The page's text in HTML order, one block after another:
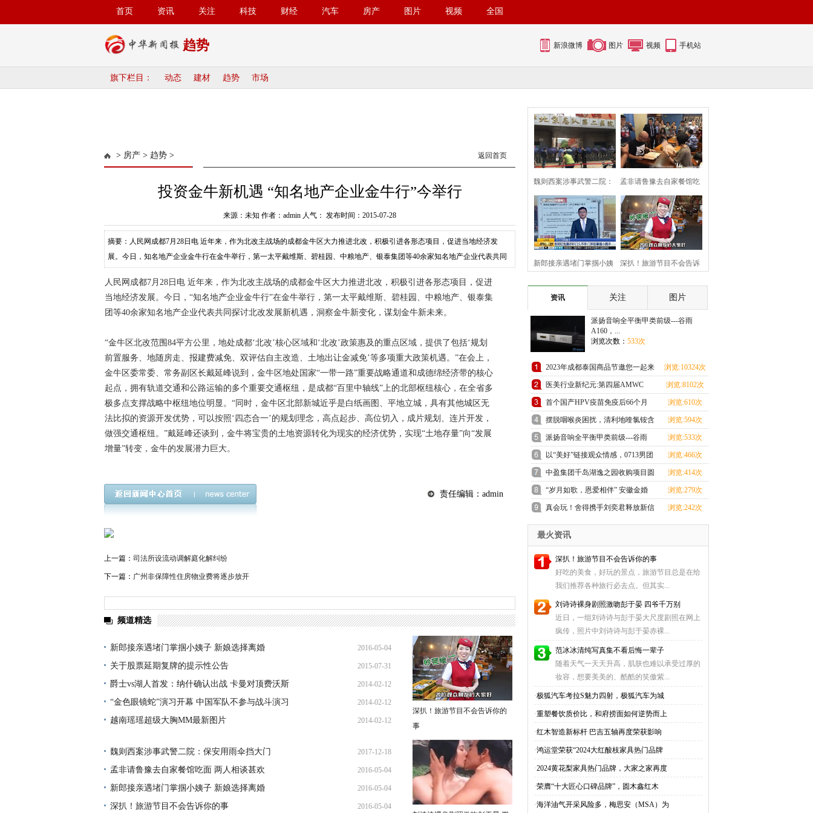
首页 资讯 关注 科技 财经 汽车 房产 图片 视频 全国
趋势 新浪微博 图片 视频 手机站
旗下栏目： 动态 建材 趋势 市场
> 房产 > 趋势 > 返回首页
投资金牛新机遇 “知名地产企业金牛行”今举行
来源：未知 作者：admin 人气： 发布时间：2015-07-28
摘要：人民网成都7月28日电 近年来，作为北改主战场的成都金牛区大力推进北改，积极引进各形态项目，促进当地经济发
展。今日，知名地产企业金牛行在金牛举行，第一太平戴维斯、碧桂园、中粮地产、银泰集团等40余家知名地产企业代表共同
人民网成都7月28日电 近年来，作为北改主战场的成都金牛区大力推进北改，积极引进各形态项目，促进
当地经济发展。今日，“知名地产企业金牛行”在金牛举行，第一太平戴维斯、碧桂园、中粮地产、银泰集
团等40余家知名地产企业代表共同探讨北改发展新机遇，洞察金牛新变化，谋划金牛新未来。
“金牛区北改范围84平方公里，地处成都‘北改’核心区域和‘北改’政策惠及的重点区域，提供了包括‘规划
前置服务、地随房走、报建费减免、双评估自主改造、土地出让金减免’等多项重大政策机遇。”在会上，
金牛区委常委、常务副区长戴延峰说到，金牛区地处国家“一带一路”重要战略通道和成德绵经济带的核心
起点，拥有轨道交通和公路运输的多个重要交通枢纽，是成都“百里中轴线”上的北部枢纽核心，在全省多
极多点支撑战略中枢纽地位明显。“同时，金牛区北部新城近乎是白纸画图、平地立城，具有其他城区无
法比拟的资源开发优势，可以按照‘四态合一’的规划理念，高点起步、高位切入，成片规划、连片开发，
做强交通枢纽。”戴延峰还谈到，金牛将宝贵的土地资源转化为现实的经济优势，实现“土地存量”向“发展
增量”转变，金牛的发展潜力巨大。
责任编辑：admin
上一篇： 司法所设流动调解庭化解纠纷
下一篇： 广州非保障性住房物业费将逐步放开
频道精选
新郎接亲遇堵门掌掴小姨子 新娘选择离婚 2016-05-04
20:37:06
关于股票延期复牌的提示性公告 2015-07-31
09:28:26
爵士vs湖人首发：纳什确认出战 卡曼对顶费沃斯 2014-02-12
13:13:15
“金色眼镜蛇”演习开幕 中国军队不参与战斗演习 2014-02-12
11:23:33
越南瑶瑶超级大胸MM最新图片 2014-02-12
魏则西案涉事武警二院：保安用雨伞挡大门 2017-12-18
16:45:12
孟非请鲁豫去自家餐馆吃面 两人相谈甚欢 2016-05-04
20:43:30
新郎接亲遇堵门掌掴小姨子 新娘选择离婚 2016-05-04
20:37:06
深扒！旅游节目不会告诉你的事 2016-05-04
深扒！旅游节目不会告诉你的
事
魏则西案涉事武警二院：
保安用雨伞挡
孟非请鲁豫去自家餐馆吃
面 两人相谈甚
新郎接亲遇堵门掌掴小姨 深扒！旅游节目不会告诉
资讯
关注 图片
派扬音响全平衡甲类前级---谷雨
A160，...
浏览次数： 533次
2023年成都泰国商品节邀您一起来
围观
浏览:10324次
医美行业新纪元:第四届AMWC
China大会引领创新浪
浏览:8102次
首个国产HPV疫苗免疫后66个月
保护率100%
浏览:610次
摆脱咽喉炎困扰，清利地喹氯铵含
片助力健康生活
浏览:594次
派扬音响全平衡甲类前级---谷雨
A160，搭载ESS903
浏览:533次
以“美好”链接观众情感，0713男团
助攻沱牌开年
浏览:466次
中盈集团千岛湖逸之园收购项目圆
满成功
浏览:414次
“岁月如歌，恩爱相伴” 安徽金婚
银婚集体婚礼庆
浏览:279次
真会玩！舍得携手刘奕君释放新信
号，品牌精神引
浏览:242次
最火资讯
深扒！旅游节目不会告诉你的事
好吃的美食，好玩的景点，旅游节目总是在给
我们推荐各种旅行必去点。但其实...
刘诗诗裸身剧照激吻彭于晏 四爷千万别
近日，一组刘诗诗与彭于晏大尺度剧照在网上
疯传，照片中刘诗诗与彭于晏赤裸...
范冰冰清纯写真集不看后悔一辈子
随着天气一天天升高，肌肤也难以承受过厚的
妆容，想要美美的、酷酷的笑傲紫...
·极狐汽车考拉S魅力四射，极狐汽车为城
·重塑餐饮质价比，和府捞面如何逆势而上
·红木智造新标杆 巴吉五轴再度荣获影响
·鸿运堂荣获“2024大红酸枝家具热门品牌
·2024黄花梨家具热门品牌，大家之家再度
·荣膺“十大匠心口碑品牌”，圆木鑫红木
·海洋油气开采风险多，梅思安（MSA）为